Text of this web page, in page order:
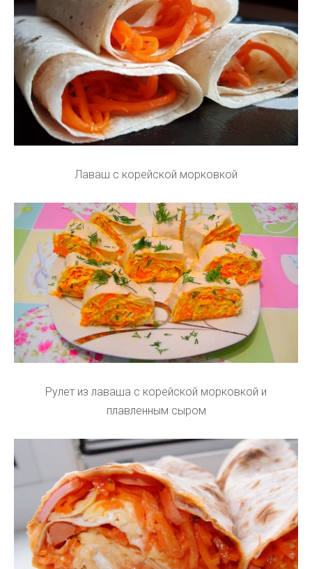
Лаваш с корейской морковкой
Рулет из лаваша с корейской морковкой и
плавленным сыром